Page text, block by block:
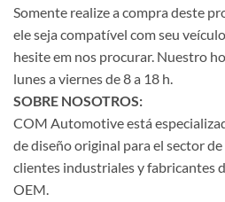
Somente realize a compra deste
ele seja compatível com seu
hesite em nos procurar. Nuestro
lunes a viernes de 8 a 18 h.
SOBRE NOSOTROS:
COM Automotive está
de diseño original para el sector
clientes industriales y fabricantes
OEM.